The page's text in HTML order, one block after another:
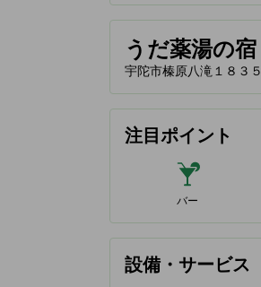
うだ薬湯の
tooltip
星評価は、提携サイトか
宇陀市榛原八滝１８３
注目ポイント
バー
設備・サービス